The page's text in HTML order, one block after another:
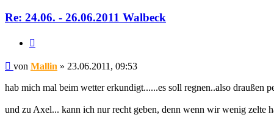
Re: 24.06. - 26.06.2011 Walbeck
Beitrag
von Mallin » 23.06.2011, 09:53
hab mich mal beim wetter erkundigt......es soll regnen..also
und zu Axel... kann ich nur recht geben, denn wenn wir wenig zelte